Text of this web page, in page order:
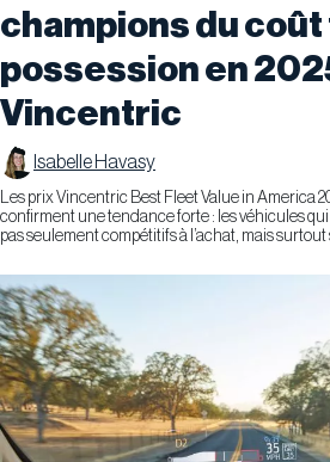
champions du
possession en
Vincentric
Isabelle Havasy
​Les prix Vincentric Best Fleet Value in America
confirment une tendance forte : les véhicules
pas seulement compétitifs à l’achat, mais